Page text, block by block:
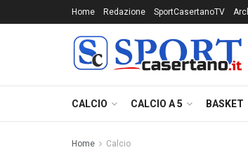
Home Redazione SportCasertanoTV
CALCIO CALCIO A 5 BASKET
Home Calcio